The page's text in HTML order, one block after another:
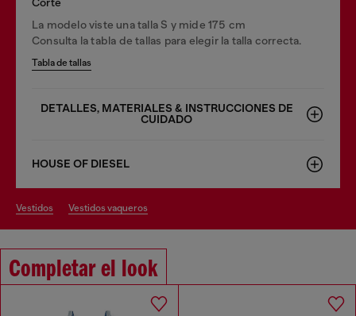
La modelo viste una talla S y mide 175 cm
Consulta la tabla de tallas para elegir la talla correcta.
Tabla de tallas
DETALLES, MATERIALES & INSTRUCCIONES DE
CUIDADO
HOUSE OF DIESEL
vestidos vestidos vaqueros
Completar el look